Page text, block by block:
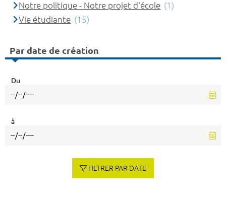
Notre politique - Notre projet d'école (1)
Vie étudiante (15)
Par date de création
Du
à
FILTRER PAR DATE